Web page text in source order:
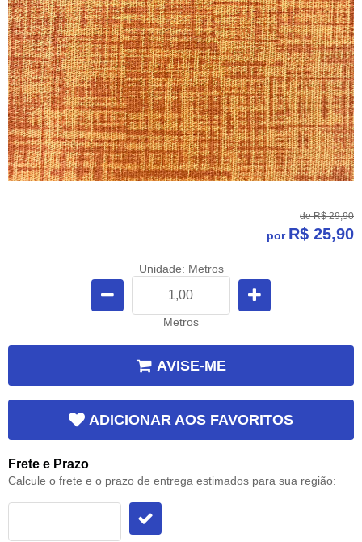
de R$ 29,90
por R$ 25,90
Unidade: Metros
Metros
AVISE-ME
ADICIONAR AOS FAVORITOS
Frete e Prazo
Calcule o frete e o prazo de entrega estimados para sua região: